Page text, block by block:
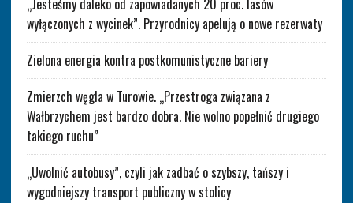
„Jesteśmy daleko od zapowiadanych 20 proc. lasów
wyłączonych z wycinek”. Przyrodnicy apelują o nowe rezerwaty
Zielona energia kontra postkomunistyczne bariery
Zmierzch węgla w Turowie. „Przestroga związana z
Wałbrzychem jest bardzo dobra. Nie wolno popełnić drugiego
takiego ruchu”
„Uwolnić autobusy”, czyli jak zadbać o szybszy, tańszy i
wygodniejszy transport publiczny w stolicy